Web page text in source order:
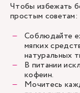
Чтобы избежать
простым советам:
Соблюдайте
мягких
натуральных
В питании
кофеин.
Мочитесь